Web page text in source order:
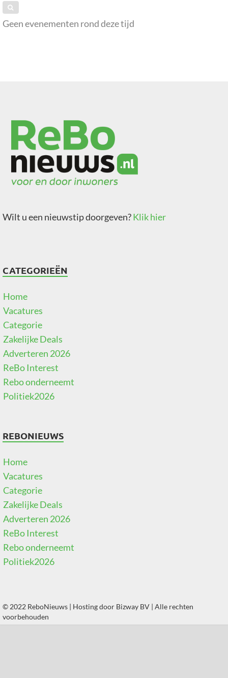
Geen evenementen rond deze tijd
Wilt u een nieuwstip doorgeven?Klik hier
CATEGORIEËN
Home
Vacatures
Categorie
Zakelijke Deals
Adverteren 2026
ReBo Interest
Rebo onderneemt
Politiek2026
REBONIEUWS
Home
Vacatures
Categorie
Zakelijke Deals
Adverteren 2026
ReBo Interest
Rebo onderneemt
Politiek2026
© 2022 ReboNieuws | Hosting door Bizway BV | Alle rechten
voorbehouden